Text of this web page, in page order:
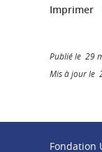
Imprimer
Publié le 29
Mis à jour le
Fondation